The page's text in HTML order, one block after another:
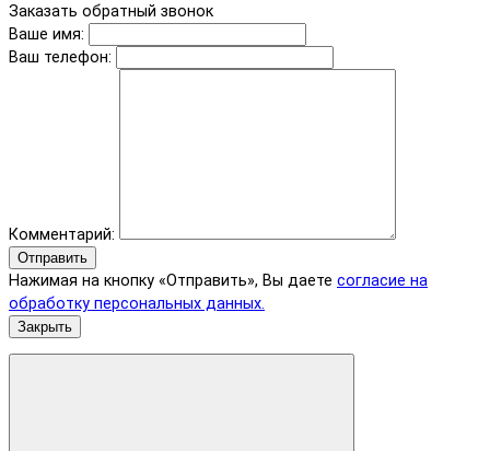
Заказать обратный звонок
Ваше имя:
Ваш телефон:
Комментарий:
Отправить
Нажимая на кнопку «Отправить», Вы даете согласие на
обработку персональных данных.
Закрыть